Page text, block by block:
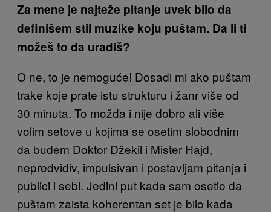
Za mene je najteže pitanje uvek bilo da
definišem stil muzike koju puštam. Da li ti
možeš to da uradiš?
O ne, to je nemoguće! Dosadi mi ako puštam
trake koje prate istu strukturu i žanr više od
30 minuta. To možda i nije dobro ali više
volim setove u kojima se osetim slobodnim
da budem Doktor Džekil i Mister Hajd,
nepredvidiv, impulsivan i postavljam pitanja i
publici i sebi. Jedini put kada sam osetio da
puštam zaista koherentan set je bilo kada